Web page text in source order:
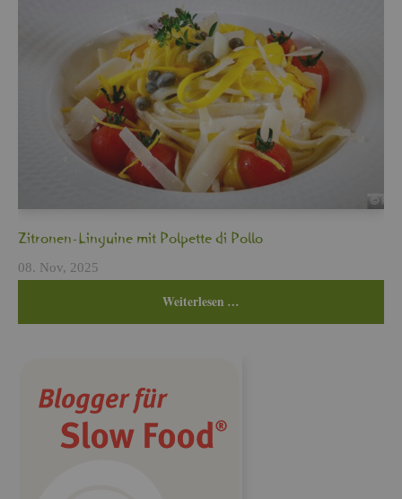
Zi­tro­nen-Lin­gui­ne mit Pol­pet­te di Pollo
08. Nov, 2025
Wei­ter­le­sen …